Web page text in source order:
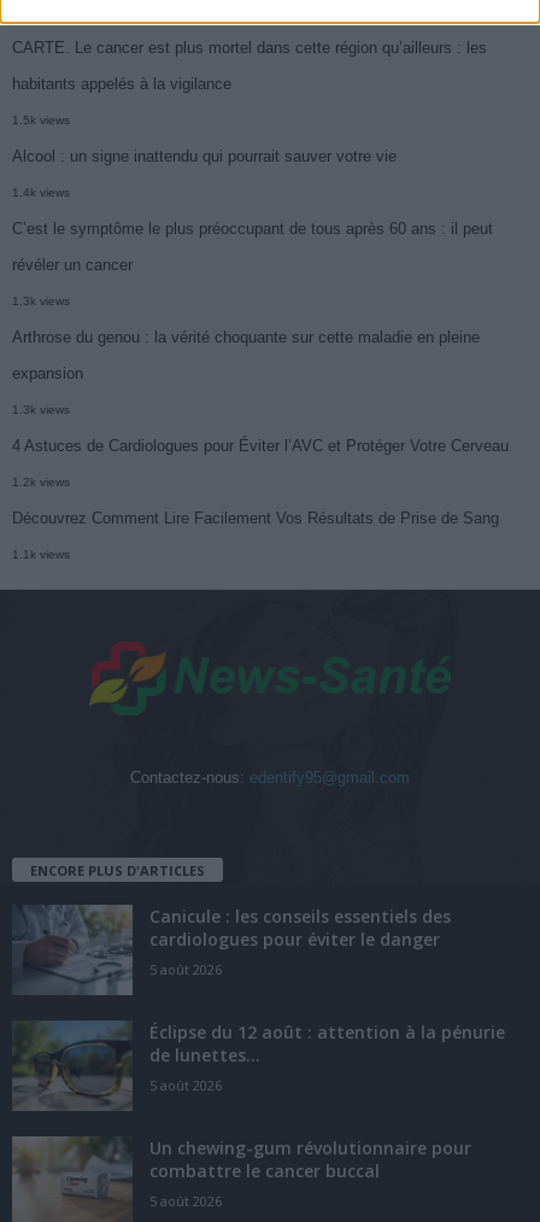
CARTE. Le cancer est plus mortel dans cette région qu’ailleurs : les
habitants appelés à la vigilance
1.5k views
Alcool : un signe inattendu qui pourrait sauver votre vie
1.4k views
C’est le symptôme le plus préoccupant de tous après 60 ans : il peut
révéler un cancer
1.3k views
Arthrose du genou : la vérité choquante sur cette maladie en pleine
expansion
1.3k views
4 Astuces de Cardiologues pour Éviter l’AVC et Protéger Votre Cerveau
1.2k views
Découvrez Comment Lire Facilement Vos Résultats de Prise de Sang
1.1k views
Contactez-nous: edentify95@gmail.com
ENCORE PLUS D'ARTICLES
Canicule : les conseils essentiels des
cardiologues pour éviter le danger
5 août 2026
Éclipse du 12 août : attention à la pénurie
de lunettes...
5 août 2026
Un chewing-gum révolutionnaire pour
combattre le cancer buccal
5 août 2026